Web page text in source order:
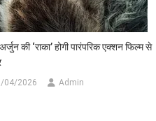
की ‘राका’ होगी पारंपरिक एक्शन फिल्म से
04/2026 Admin